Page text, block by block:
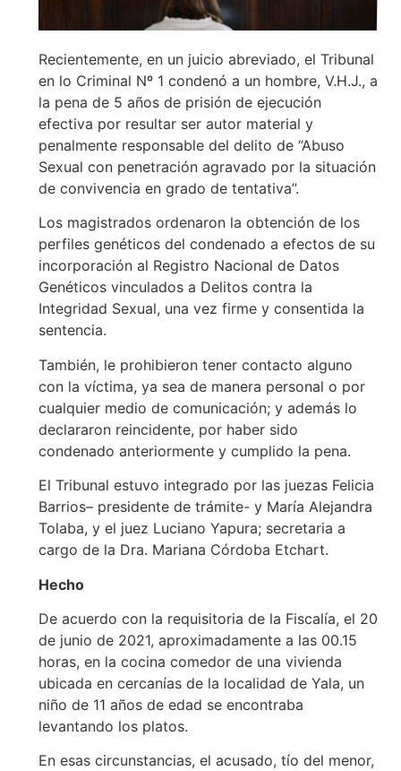
Recientemente, en un juicio abreviado, el Tribunal
en lo Criminal Nº 1 condenó a un hombre, V.H.J., a
la pena de 5 años de prisión de ejecución
efectiva por resultar ser autor material y
penalmente responsable del delito de “Abuso
Sexual con penetración agravado por la situación
de convivencia en grado de tentativa”.
Los magistrados ordenaron la obtención de los
perfiles genéticos del condenado a efectos de su
incorporación al Registro Nacional de Datos
Genéticos vinculados a Delitos contra la
Integridad Sexual, una vez firme y consentida la
sentencia.
También, le prohibieron tener contacto alguno
con la víctima, ya sea de manera personal o por
cualquier medio de comunicación; y además lo
declararon reincidente, por haber sido
condenado anteriormente y cumplido la pena.
El Tribunal estuvo integrado por las juezas Felicia
Barrios– presidente de trámite- y María Alejandra
Tolaba, y el juez Luciano Yapura; secretaria a
cargo de la Dra. Mariana Córdoba Etchart.
Hecho
De acuerdo con la requisitoria de la Fiscalía, el 20
de junio de 2021, aproximadamente a las 00.15
horas, en la cocina comedor de una vivienda
ubicada en cercanías de la localidad de Yala, un
niño de 11 años de edad se encontraba
levantando los platos.
En esas circunstancias, el acusado, tío del menor,